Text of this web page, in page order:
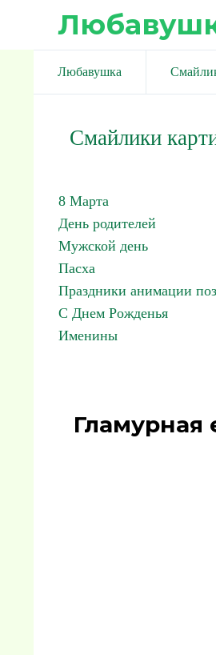
Любавушка
Смайлики
8 Марта
День родителей
Мужской день
Пасха
Праздники анимации
С Днем Рожденья
Именины